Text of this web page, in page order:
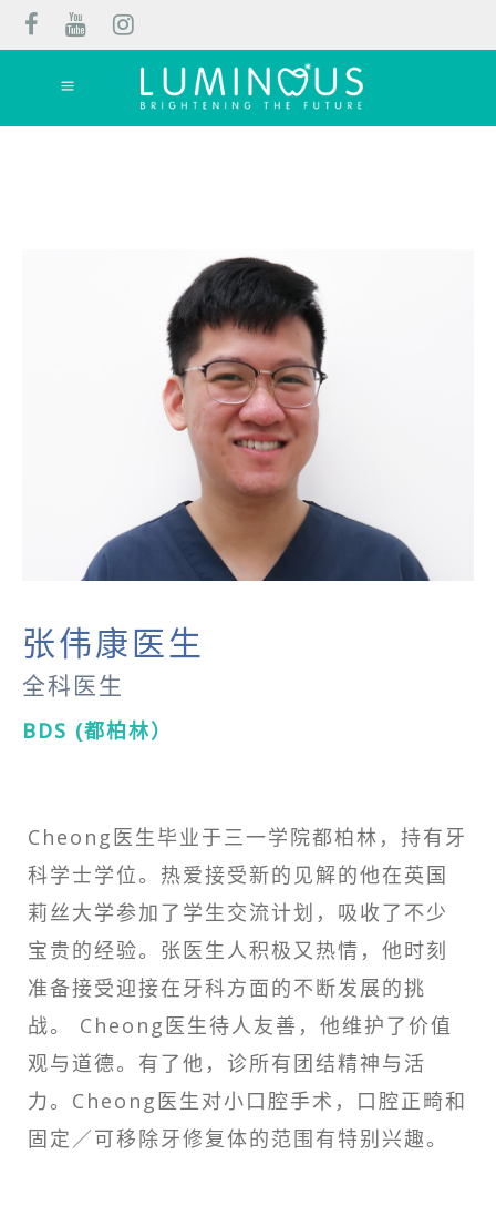
张伟康医生
全科医生
BDS (都柏林）
Cheong医生毕业于三一学院都柏林，持有牙
科学士学位。热爱接受新的见解的他在英国
莉丝大学参加了学生交流计划，吸收了不少
宝贵的经验。张医生人积极又热情，他时刻
准备接受迎接在牙科方面的不断发展的挑
战。 Cheong医生待人友善，他维护了价值
观与道德。有了他，诊所有团结精神与活
力。Cheong医生对小口腔手术，口腔正畸和
固定／可移除牙修复体的范围有特别兴趣。